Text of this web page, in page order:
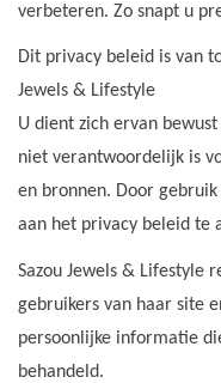
Zonnebrillen
Fashion
ON THE BEACH
Charmin*s
Ohlala Jewels
LIFESTYLE PRODUCTEN
verbeteren. Zo snapt u
Dit privacy beleid is van
Jewels & Lifestyle
U dient zich ervan
niet verantwoordelijk is
en bronnen. Door
aan het privacy beleid te
Sazou Jewels & Lifestyle
gebruikers van haar site
persoonlijke informatie
behandeld.